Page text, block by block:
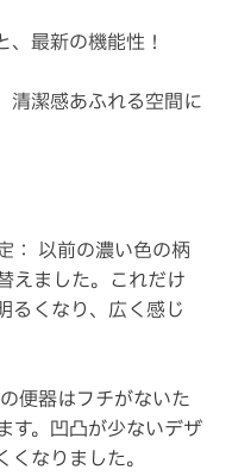
最新の機能性！
清潔感あふれる空間に
： 以前の濃い色の柄
えました。これだけ
るくなり、広く感じ
便器はフチがないた
す。凹凸が少ないデザ
なりました。